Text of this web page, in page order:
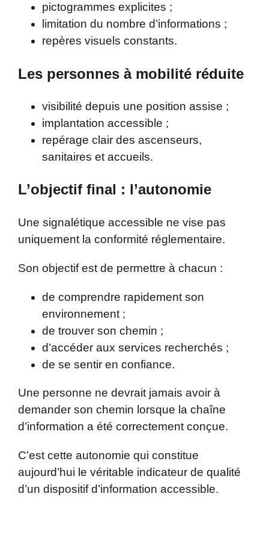
pictogrammes explicites ;
limitation du nombre d’informations ;
repères visuels constants.
Les personnes à mobilité réduite
visibilité depuis une position assise ;
implantation accessible ;
repérage clair des ascenseurs,
sanitaires et accueils.
L’objectif final : l’autonomie
Une signalétique accessible ne vise pas
uniquement la conformité réglementaire.
Son objectif est de permettre à chacun :
de comprendre rapidement son
environnement ;
de trouver son chemin ;
d’accéder aux services recherchés ;
de se sentir en confiance.
Une personne ne devrait jamais avoir à
demander son chemin lorsque la chaîne
d’information a été correctement conçue.
C’est cette autonomie qui constitue
aujourd’hui le véritable indicateur de qualité
d’un dispositif d’information accessible.